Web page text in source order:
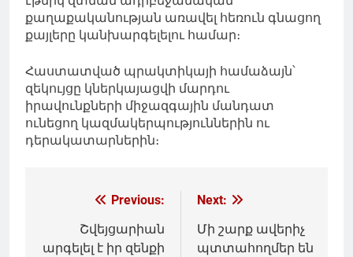
քաղաքականության առավել հեռուն գնացող
քայլերը կանխարգելելու համար։
Հաստատված պրակտիկայի համաձայն՝
զեկույցը կներկայացվի մարդու
իրավունքների միջազգային մանդատ
ունեցող կազմակերպություններին ու
դերակատարներին։
Գրառումների
նավարկումը
Previous:
Շվեյցարիան
արգելել է իր զենքի
Next:
Մի շարք ավերիչ
պտտահողմեր են